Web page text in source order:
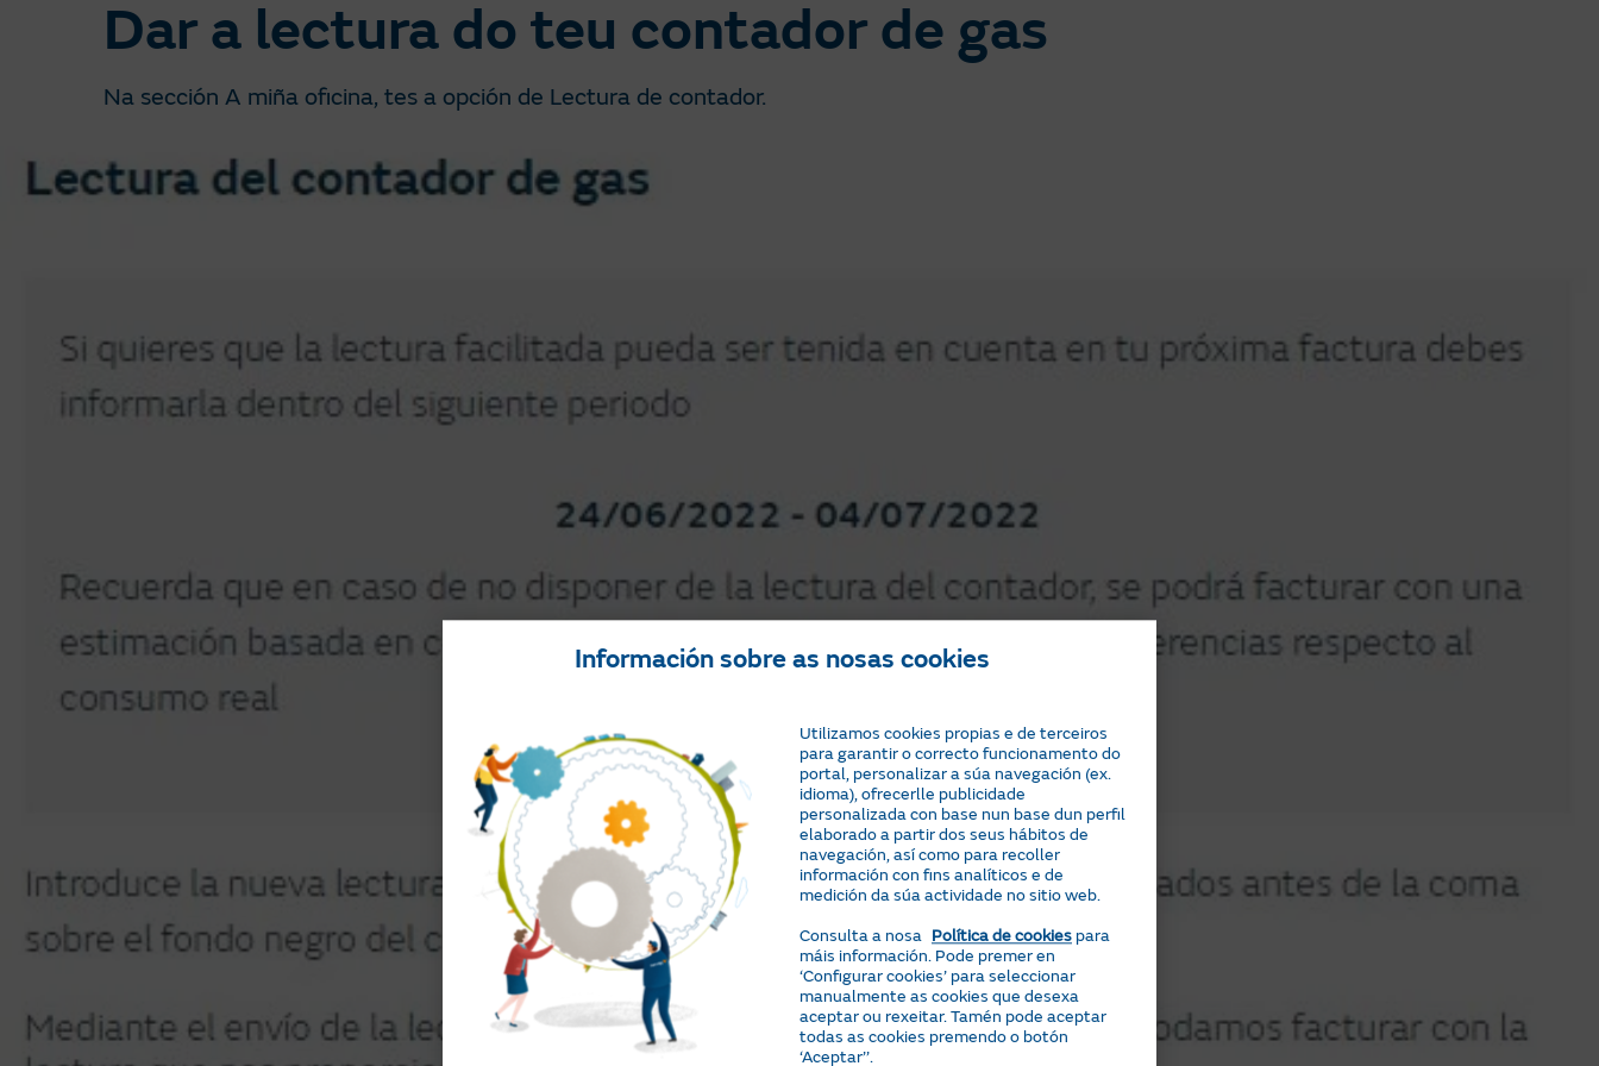
Dar a lectura do teu contador de gas
Na sección A miña oficina, tes a opción de Lectura de contador.
Información sobre as nosas cookies
Utilizamos cookies propias e de terceiros
para garantir o correcto funcionamento do
portal, personalizar a súa navegación (ex.
idioma), ofrecerlle publicidade
personalizada con base nun base dun perfil
elaborado a partir dos seus hábitos de
navegación, así como para recoller
información con fins analíticos e de
medición da súa actividade no sitio web.
Consulta a nosa Política de cookies para
máis información. Pode premer en
‘Configurar cookies’ para seleccionar
manualmente as cookies que desexa
aceptar ou rexeitar. Tamén pode aceptar
todas as cookies premendo o botón
‘Aceptar’’.